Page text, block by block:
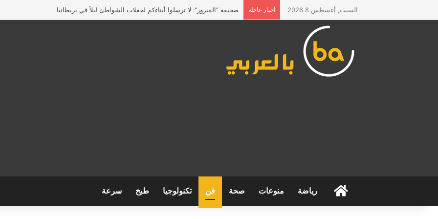
السبت, أغسطس 8 2026 أخبار عاجلة صحيفة “الميرور”: لا ترسلوا أبناءكم لحفلات الشواطئ ليلاً في بريطانيا
الرئيسيةرياضة منوعات صحة فن تكنولوجيا طبخ سرعة